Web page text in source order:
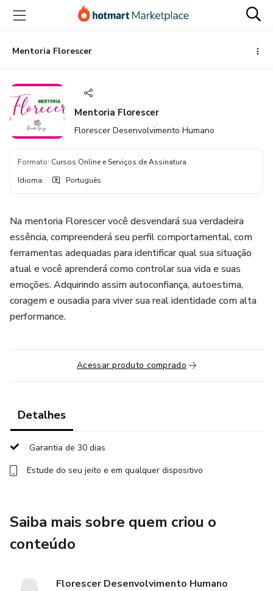
para
conteúdo
principal
para
pagamento
para
rodapé
Mentoria Florescer
Mentoria Florescer
Florescer Desenvolvimento Humano
Formato: Cursos Online e Serviços de Assinatura
Idioma: Português
Na mentoria Florescer você desvendará sua verdadeira
essência, compreenderá seu perfil comportamental, com
ferramentas adequadas para identificar qual sua situação
atual e você aprenderá como controlar sua vida e suas
emoções. Adquirindo assim autoconfiança, autoestima,
coragem e ousadia para viver sua real identidade com alta
performance.
Acessar produto comprado
Detalhes
Garantia de 30 dias
Estude do seu jeito e em qualquer dispositivo
Saiba mais sobre quem criou o
conteúdo
Florescer Desenvolvimento Humano